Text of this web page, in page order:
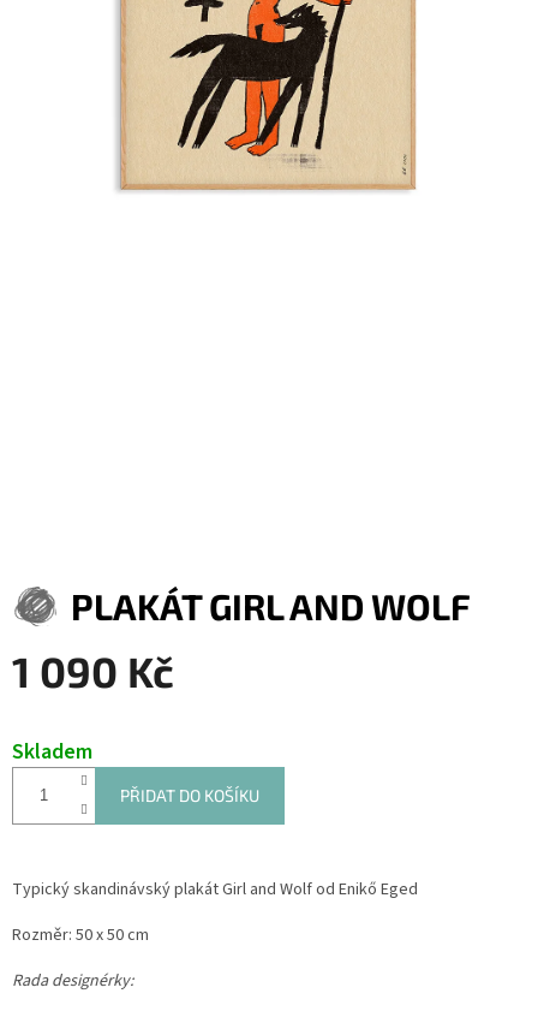
PLAKÁT GIRL AND WOLF
1 090 Kč
Skladem
PŘIDAT DO KOŠÍKU
Typický skandinávský plakát Girl and Wolf od Enikő Eged
Rozměr: 50 x 50 cm
Rada designérky: